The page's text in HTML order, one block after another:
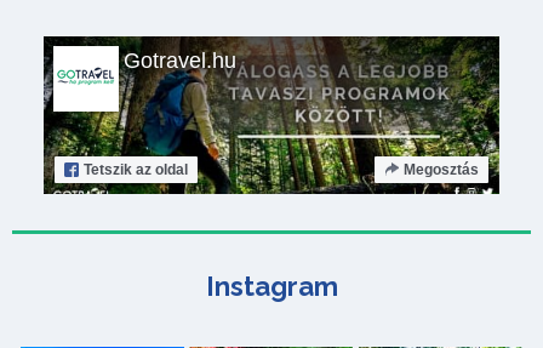
Gotravel.hu
Tetszik az oldal Megosztás
Instagram